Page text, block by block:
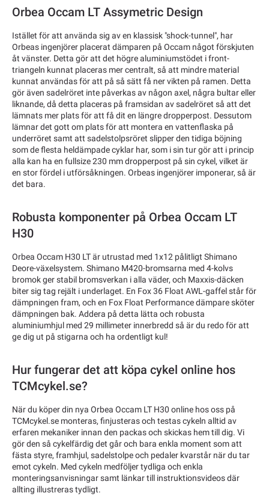
Orbea Occam LT Assymetric Design
Istället för att använda sig av en klassisk "shock-tunnel", har
Orbeas ingenjörer placerat dämparen på Occam något förskjuten
åt vänster. Detta gör att det högre aluminiumstödet i front-
triangeln kunnat placeras mer centralt, så att mindre material
kunnat användas för att på så sätt få ner vikten på ramen. Detta
gör även sadelröret inte påverkas av någon axel, några bultar eller
liknande, då detta placeras på framsidan av sadelröret så att det
lämnats mer plats för att få dit en längre dropperpost. Dessutom
lämnar det gott om plats för att montera en vattenflaska på
underröret samt att sadelstolpsröret slipper den tidiga böjning
som de flesta heldämpade cyklar har, som i sin tur gör att i princip
alla kan ha en fullsize 230 mm dropperpost på sin cykel, vilket är
en stor fördel i utförsåkningen. Orbeas ingenjörer imponerar, så är
det bara.
Robusta komponenter på Orbea Occam LT
H30
Orbea Occam H30 LT är utrustad med 1x12 pålitligt Shimano
Deore-växelsystem. Shimano M420-bromsarna med 4-kolvs
bromok ger stabil bromsverkan i alla väder, och Maxxis-däcken
biter sig tag rejält i underlaget. En Fox 36 Float AWL-gaffel står för
dämpningen fram, och en Fox Float Performance dämpare sköter
dämpningen bak. Addera på detta lätta och robusta
aluminiumhjul med 29 millimeter innerbredd så är du redo för att
ge dig ut på stigarna och ha ordentligt kul!
Hur fungerar det att köpa cykel online hos
TCMcykel.se?
När du köper din nya Orbea Occam LT H30 online hos oss på
TCMcykel.se monteras, finjusteras och testas cykeln alltid av
erfaren mekaniker innan den packas och skickas hem till dig. Vi
gör den så cykelfärdig det går och bara enkla moment som att
fästa styre, framhjul, sadelstolpe och pedaler kvarstår när du tar
emot cykeln. Med cykeln medföljer tydliga och enkla
monteringsanvisningar samt länkar till instruktionsvideos där
allting illustreras tydligt.